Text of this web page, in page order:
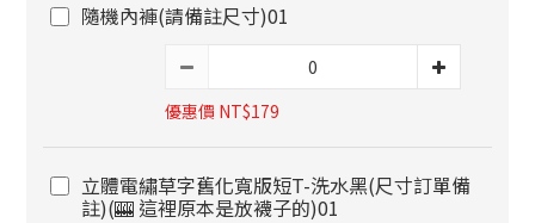
隨機內褲(請備註尺寸)01
優惠價 NT$179
立體電繡草字舊化寬版短T-洗水黑(尺寸訂單備
註)(🎰 這裡原本是放襪子的)01